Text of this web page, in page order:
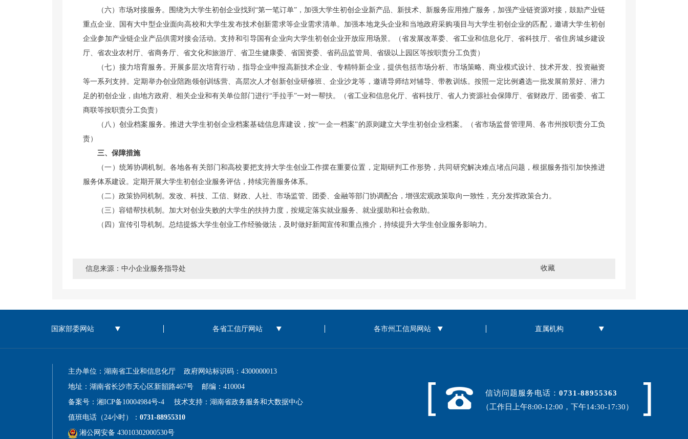
（六）市场对接服务。
围绕为大学生初创企业找到 “第一笔订单” ，加强大学生初创企业新产品、新技术、新服务应用推广服务，加强产业链资源对接，鼓励产业链
重点企业、国有大中型企业面向高校和大学生发布技术创新需求等企业需求清单。加强本地龙头企业和当地政府采购项目与大学生初创企业的匹配，邀请大学生初创
企业参加产业链企业产品供需对接会活动。支持和引导国有企业向大学生初创企业开放应用场景。
（省发展改革委、 省工业和信息化厅、省科技厅、省住房城乡建设
厅、省农业农村厅、省商务厅、省文化和旅游厅、省卫生健康委、省国资委、省药品监管局、省级以上园区等按职责分工负责）
（七）接力培育服务。 开展多层次培育行动，指导企业申报高新技术企业、专精特新企业，提供包括市场分析、市场策略、商业模式设计、技术开发、投资融资
等一系列支持。定期举办创业陪跑领创训练营、高层次人才创新创业研修班、企业沙龙等，邀请导师结对辅导、带教训练。按照一定比例遴选一批发展前景好、潜力
足的初创企业，由地方政府、相关企业和有关单位部门进行“手拉手”一对一帮扶。
（省工业和信息化厅、省科技厅、省人力资源社会保障厅、省财政厅、团省委、省工
商联等按职责分工负责）
（八）创业档案服务。推进大学生初创企业档案基础信息库建设，按“一企一档案”的原则建立大学生初创企业档案。
（省市场监督管理局、各市州按职责分工负
责）
三、保障措施
（一）统筹协调机制。 各地各有关部门和高校要把支持大学生创业工作摆在重要位置，定期研判工作形势，共同研究解决难点堵点问题，根据服务指引加快推进
服务体系建设。定期开展大学生初创企业服务评估，持续完善服务体系。
（二）政策协同机制。 发改、科技、工信、财政、人社、市场监管、团委、金融等部门协调配合，增强宏观政策取向一致性，充分发挥政策合力。
（三）容错帮扶机制。 加大对创业失败的大学生的扶持力度，按规定落实就业服务、就业援助和社会救助。
（四）宣传引导机制。 总结提炼大学生创业工作经验做法，及时做好新闻宣传和重点推介，持续提升大学生创业服务影响力。
信息来源：中小企业服务指导处 收藏
主办单位：湖南省工业和信息化厅 政府网站标识码：4300000013
地址：湖南省长沙市天心区新韶路467号 邮编：410004
备案号：湘ICP备10004984号-4
技术支持：湖南省政务服务和大数据中心
值班电话（24小时）： 0731-88955310
湘公网安备 43010302000530号
信访问题服务电话： 0731-88955363
（工作日上午8:00-12:00，下午14:30-17:30）